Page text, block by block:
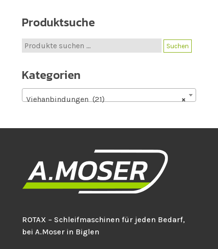
Produktsuche
Suche
nach:
Suchen
Kategorien
×
Viehanbindungen (21)
ROTAX – Schleifmaschinen für jeden Bedarf,
bei A.Moser in Biglen